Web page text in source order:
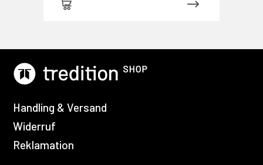
Handling & Versand
Widerruf
Reklamation